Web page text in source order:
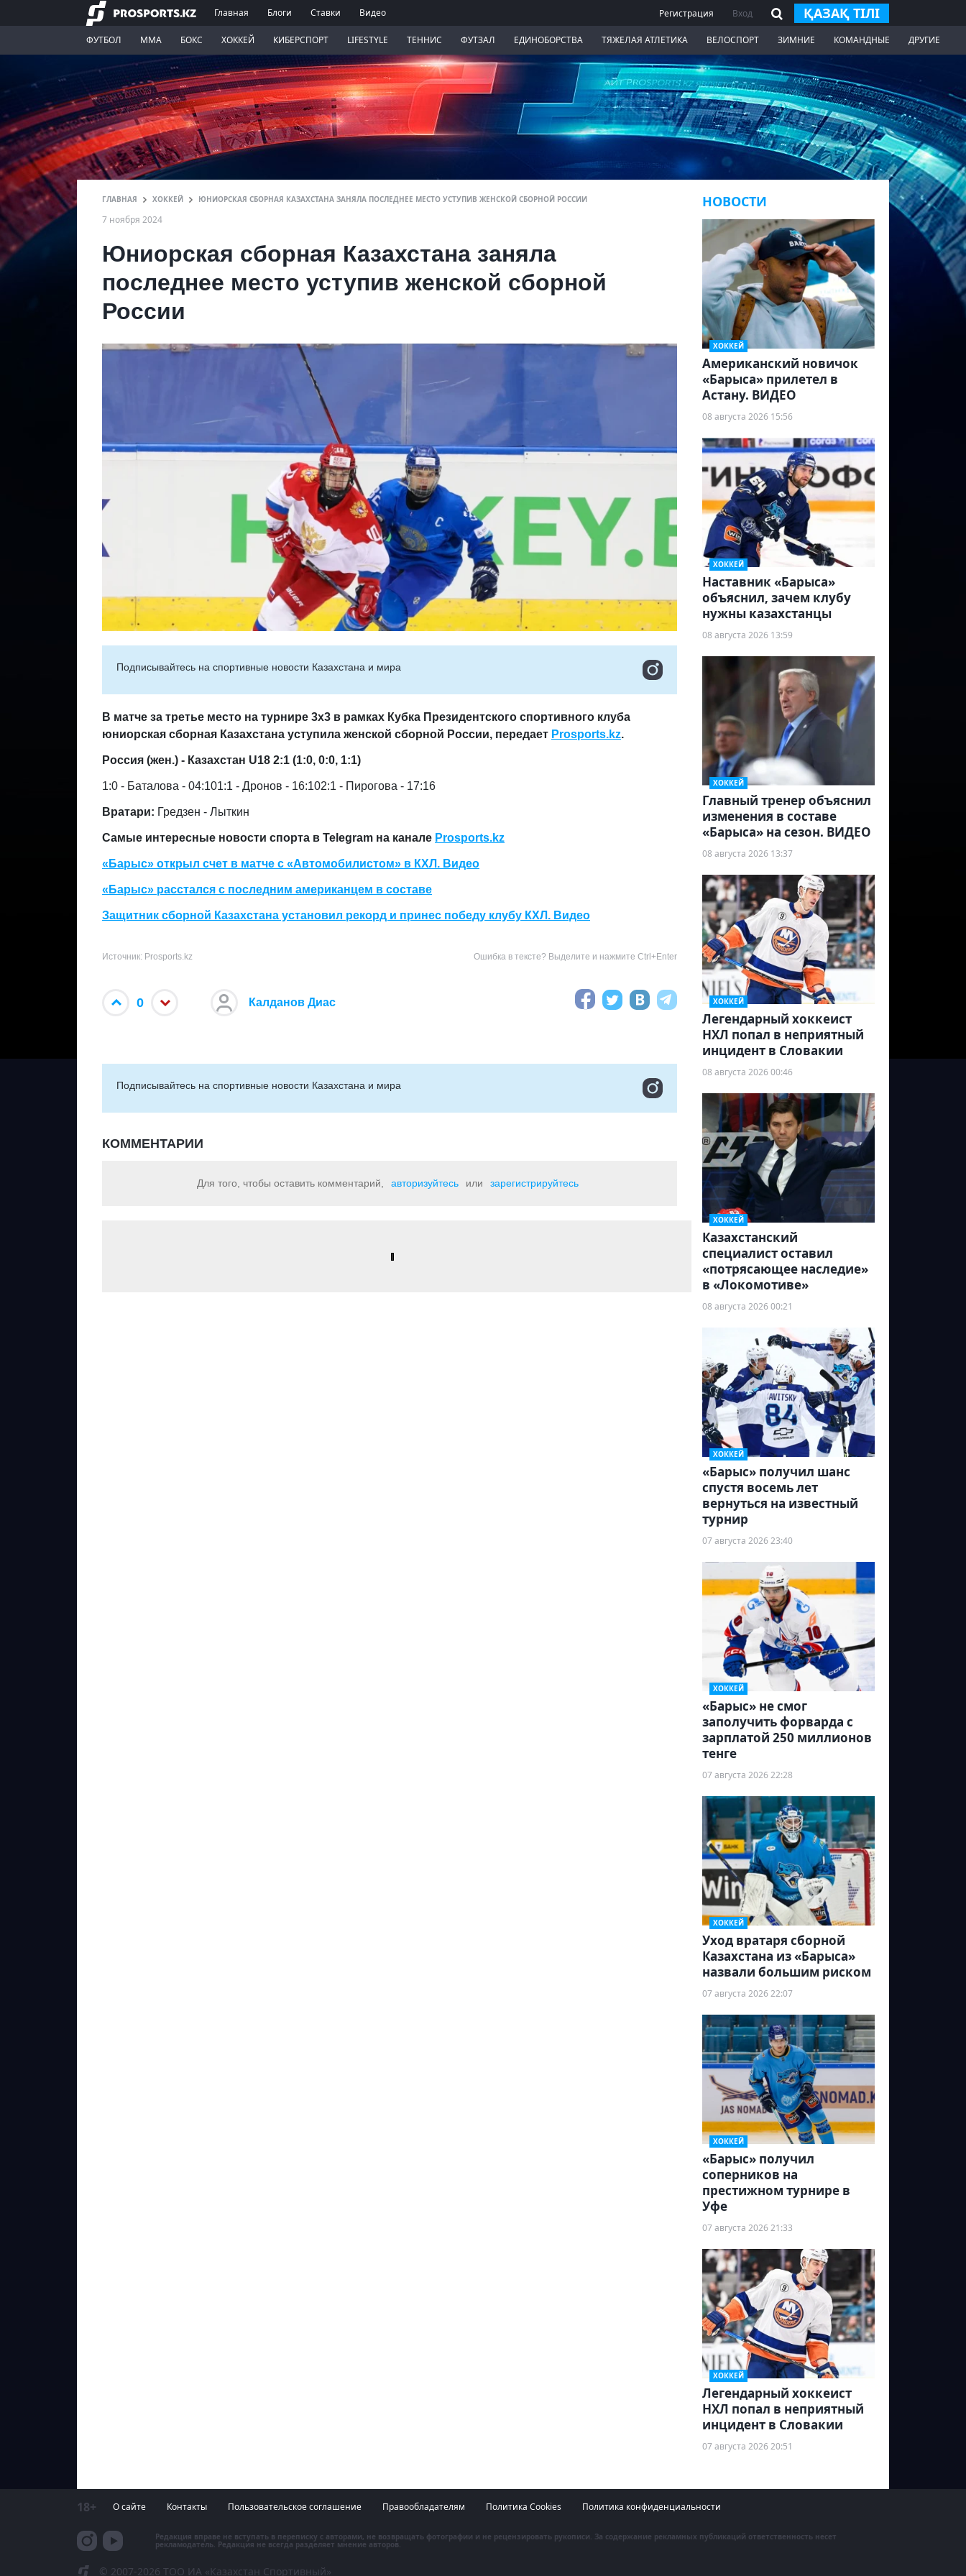
Главная Блоги Ставки Видео Регистрация Вход ҚАЗАҚ ТІЛІ
ФУТБОЛ ММА БОКС ХОККЕЙ КИБЕРСПОРТ LIFESTYLE ТЕННИС ФУТЗАЛ ЕДИНОБОРСТВА ТЯЖЕЛАЯ АТЛЕТИКА ВЕЛОСПОРТ ЗИМНИЕ КОМАНДНЫЕ ДРУГИЕ
ГЛАВНАЯ ХОККЕЙ ЮНИОРСКАЯ СБОРНАЯ КАЗАХСТАНА ЗАНЯЛА ПОСЛЕДНЕЕ МЕСТО УСТУПИВ ЖЕНСКОЙ СБОРНОЙ РОССИИ
7 ноября 2024
Юниорская сборная Казахстана заняла
последнее место уступив женской сборной
России
Подписывайтесь на cпортивные новости Казахстана и мира
В матче за третье место на турнире 3х3 в рамках Кубка Президентского спортивного клуба
юниорская сборная Казахстана уступила женской сборной России, передает Prosports.kz.
Россия (жен.) - Казахстан U18 2:1 (1:0, 0:0, 1:1)
1:0 - Баталова - 04:101:1 - Дронов - 16:102:1 - Пирогова - 17:16
Вратари: Гредзен - Лыткин
Самые интересные новости спорта в Telegram на канале Prosports.kz
«Барыс» открыл счет в матче с «Автомобилистом» в КХЛ. Видео
«Барыс» расстался с последним американцем в составе
Защитник сборной Казахстана установил рекорд и принес победу клубу КХЛ. Видео
Источник: Prosports.kz Ошибка в тексте? Выделите и нажмите Ctrl+Enter
0 Калданов Диас
Подписывайтесь на cпортивные новости Казахстана и мира
КОММЕНТАРИИ
Для того, чтобы оставить комментарий, авторизуйтесь или зарегистрируйтесь
НОВОСТИ
ХОККЕЙ
Американский новичок
«Барыса» прилетел в
Астану. ВИДЕО
08 августа 2026 15:56
ХОККЕЙ
Наставник «Барыса»
объяснил, зачем клубу
нужны казахстанцы
08 августа 2026 13:59
ХОККЕЙ
Главный тренер объяснил
изменения в составе
«Барыса» на сезон. ВИДЕО
08 августа 2026 13:37
ХОККЕЙ
Легендарный хоккеист
НХЛ попал в неприятный
инцидент в Словакии
08 августа 2026 00:46
ХОККЕЙ
Казахстанский
специалист оставил
«потрясающее наследие»
в «Локомотиве»
08 августа 2026 00:21
ХОККЕЙ
«Барыс» получил шанс
спустя восемь лет
вернуться на известный
турнир
07 августа 2026 23:40
ХОККЕЙ
«Барыс» не смог
заполучить форварда с
зарплатой 250 миллионов
тенге
07 августа 2026 22:28
ХОККЕЙ
Уход вратаря сборной
Казахстана из «Барыса»
назвали большим риском
07 августа 2026 22:07
ХОККЕЙ
«Барыс» получил
соперников на
престижном турнире в
Уфе
07 августа 2026 21:33
ХОККЕЙ
Легендарный хоккеист
НХЛ попал в неприятный
инцидент в Словакии
07 августа 2026 20:51
18+ О сайте Контакты Пользовательское соглашение Правообладателям Политика Cookies Политика конфиденциальности
Редакция вправе не вступать в переписку с авторами, не возвращать фотографии и не рецензировать рукописи. За содержание рекламных публикаций ответственность несет
рекламодатель. Редакция не всегда разделяет мнение авторов.
© 2007-2026 ТОО ИА «Казахстан Спортивный»